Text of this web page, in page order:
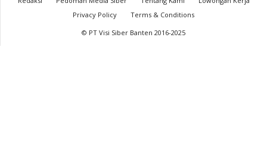
Privacy Policy
Terms & Conditions
© PT Visi Siber Banten 2016-2025